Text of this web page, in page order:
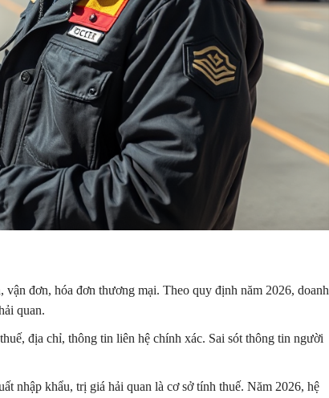
vận đơn, hóa đơn thương mại. Theo quy định năm 2026, doanh
quan.
địa chỉ, thông tin liên hệ chính xác. Sai sót thông tin người
nhập khẩu, trị giá hải quan là cơ sở tính thuế. Năm 2026, hệ